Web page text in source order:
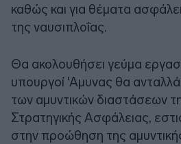
καθώς και για θέματα
της ναυσιπλοΐας.
Θα ακολουθήσει γεύμα
υπουργοί 'Αμυνας θα
των αμυντικών διαστάσεων
Στρατηγικής Ασφάλειας,
στην προώθηση της